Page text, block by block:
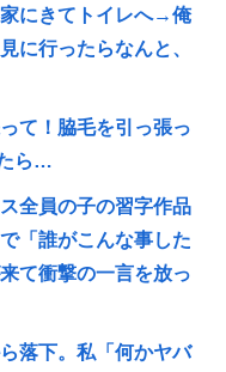
家にきてトイレへ→俺
に行ったらなんと、
て！脇毛を引っ張っ
ら…
全員の子の習字作品
「誰がこんな事した
て衝撃の一言を放っ
落下。私「何かヤバ